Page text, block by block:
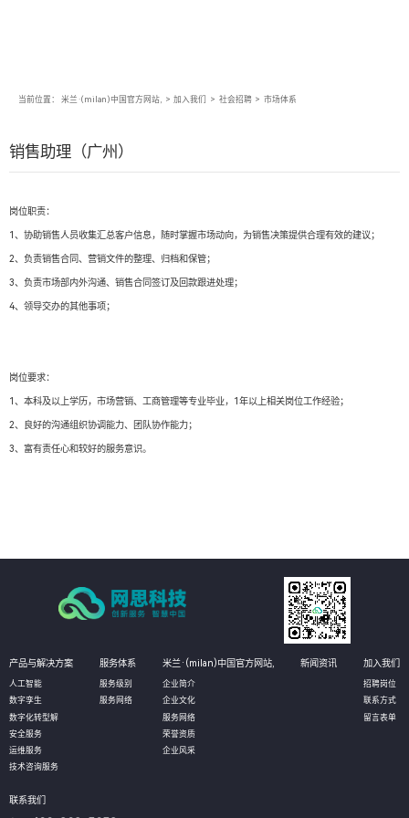
当前位置： 米兰·(milan)中国官方网站, > 加入我们 > 社会招聘 > 市场体系
销售助理（广州）
岗位职责：
1、协助销售人员收集汇总客户信息，随时掌握市场动向，为销售决策提供合理有效的建议；
2、负责销售合同、营销文件的整理、归档和保管；
3、负责市场部内外沟通、销售合同签订及回款跟进处理；
4、领导交办的其他事项；
岗位要求：
1、本科及以上学历，市场营销、工商管理等专业毕业，1年以上相关岗位工作经验；
2、良好的沟通组织协调能力、团队协作能力；
3、富有责任心和较好的服务意识。
产品与解决方案
人工智能
数字孪生
数字化转型解
安全服务
运维服务
技术咨询服务
服务体系
服务级别
服务网络
米兰·(milan)中国官方网站,
企业简介
企业文化
服务网络
荣誉资质
企业风采
新闻资讯 加入我们
招聘岗位
联系方式
留言表单
联系我们